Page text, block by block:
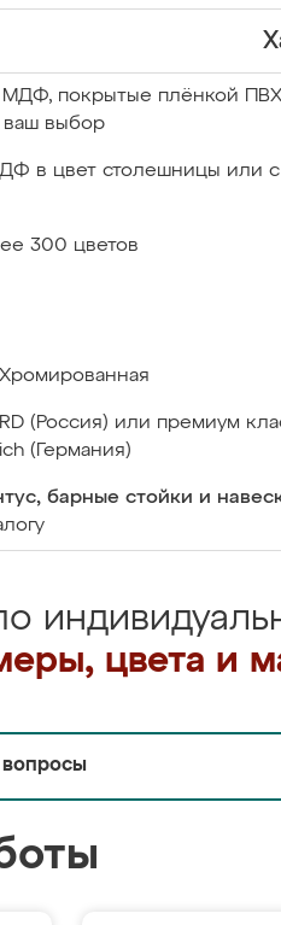
МДФ, покрытые плёнкой
ваш выбор
в цвет столешницы или с
300 цветов
Хромированная
(Россия) или премиум
(Германия)
барные стойки и
цвета и